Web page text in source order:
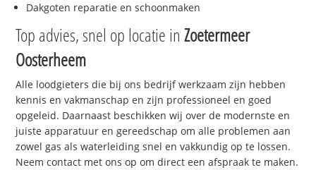
Dakgoten reparatie en schoonmaken
Top advies, snel op locatie inZoetermeer
Oosterheem
Alle loodgieters die bij ons bedrijf werkzaam zijn hebben
kennis en vakmanschap en zijn professioneel en goed
opgeleid. Daarnaast beschikken wij over de modernste en
juiste apparatuur en gereedschap om alle problemen aan
zowel gas als waterleiding snel en vakkundig op te lossen.
Neem contact met ons op om direct een afspraak te maken.